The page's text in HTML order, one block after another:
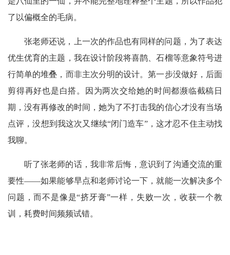
了以偏概全的毛病。
张老师还说，上一次的作品也有同样的问题，为了表达
优生优育的主题，我在设计阶段将喜鹊、石榴等意象符号进
行简单的堆叠，而非主次分明的设计。第一步没做好，后面
剪得再好也是白搭。因为两次交给她的时间都濒临截稿日
期，没有再修改的时间，她为了不打击我的信心才没有当场
点评，没想到我这次又继续“闭门造车”，这才忍不住主动找
我聊。
听了张老师的话，我非常后悔，意识到了沟通交流的重
要性——如果能够早点和老师讨论一下，就能一次解决多个
问题，而不是像是“挤牙膏”一样，失败一次，收获一个教
训，耗费时间频频试错。